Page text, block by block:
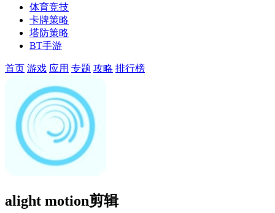
体育竞技
卡牌策略
塔防策略
BT手游
首页 游戏 应用 专题 攻略 排行榜
alight motion剪辑